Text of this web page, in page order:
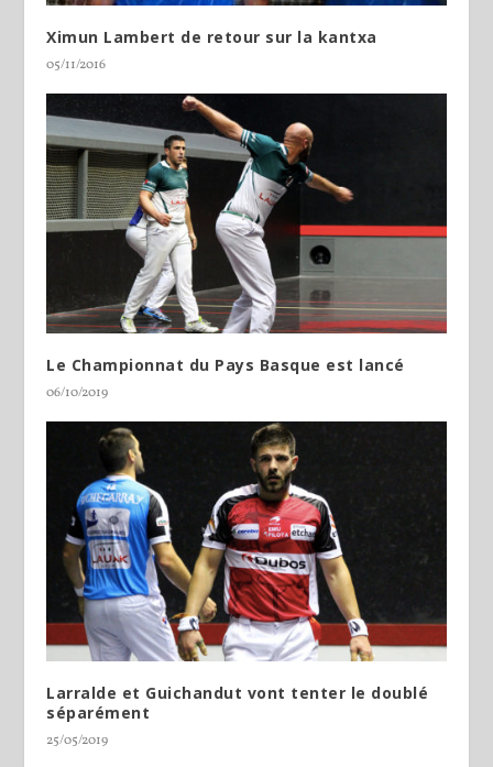
Ximun Lambert de retour sur la kantxa
05/11/2016
Le Championnat du Pays Basque est lancé
06/10/2019
Larralde et Guichandut vont tenter le doublé
séparément
25/05/2019